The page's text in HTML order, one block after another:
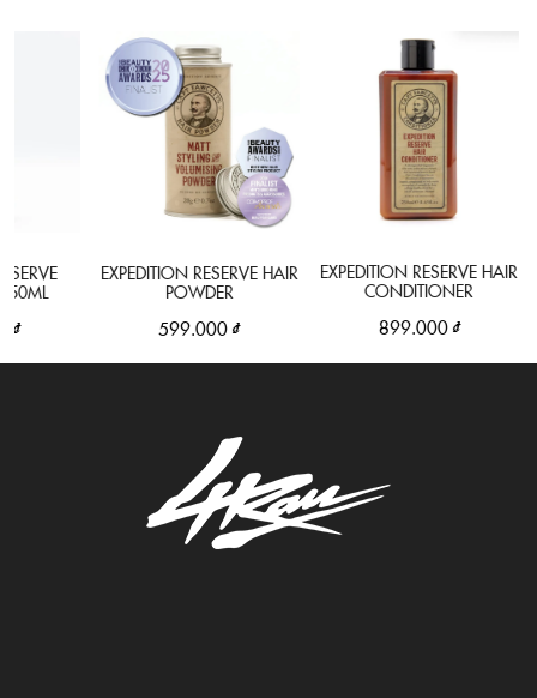
EXPEDITION RESERVE HAIR
POWDER
599.000 ₫
EXPEDITION RESERVE HAIR
CONDITIONER
899.000 ₫